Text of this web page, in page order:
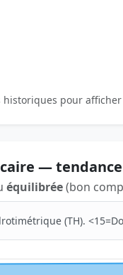
historiques pour
— tendance
équilibrée(bon
(TH).